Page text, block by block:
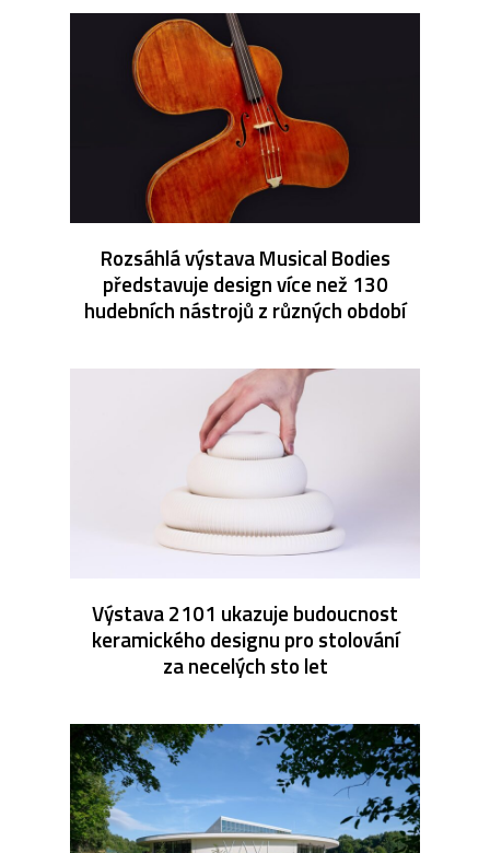
Rozsáhlá výstava Musical Bodies
představuje design více než 130
hudebních nástrojů z různých období
Výstava 2101 ukazuje budoucnost
keramického designu pro stolování
za necelých sto let